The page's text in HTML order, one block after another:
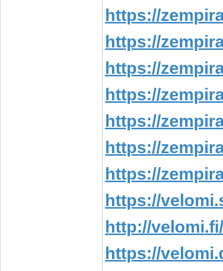
https://
https://
https://
https://
https://
https://
https://
https://
http://velomi.fi/
https://